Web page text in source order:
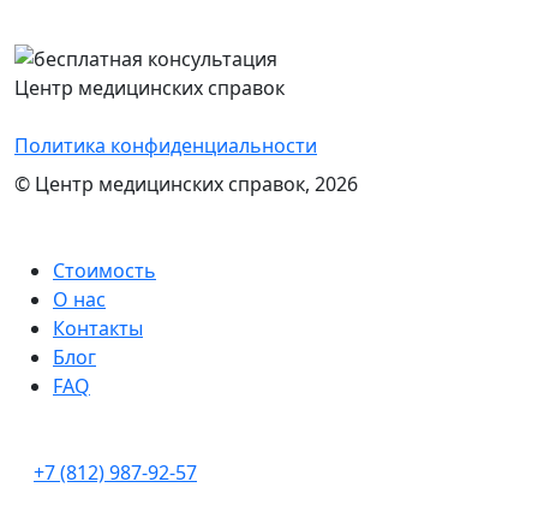
Центр медицинских справок
Политика конфиденциальности
© Центр медицинских справок, 2026
Стоимость
О нас
Контакты
Блог
FAQ
+7 (812) 987-92-57